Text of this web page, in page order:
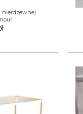
nierdzewnej